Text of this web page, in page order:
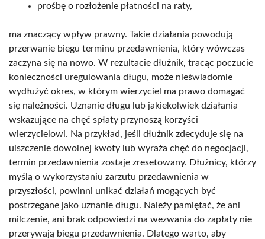
prośbę o rozłożenie płatności na raty,
ma znaczący wpływ prawny. Takie działania powodują
przerwanie biegu terminu przedawnienia, który wówczas
zaczyna się na nowo. W rezultacie dłużnik, tracąc poczucie
konieczności uregulowania długu, może nieświadomie
wydłużyć okres, w którym wierzyciel ma prawo domagać
się należności. Uznanie długu lub jakiekolwiek działania
wskazujące na chęć spłaty przynoszą korzyści
wierzycielowi. Na przykład, jeśli dłużnik zdecyduje się na
uiszczenie dowolnej kwoty lub wyraża chęć do negocjacji,
termin przedawnienia zostaje zresetowany. Dłużnicy, którzy
myślą o wykorzystaniu zarzutu przedawnienia w
przyszłości, powinni unikać działań mogących być
postrzegane jako uznanie długu. Należy pamiętać, że ani
milczenie, ani brak odpowiedzi na wezwania do zapłaty nie
przerywają biegu przedawnienia. Dlatego warto, aby